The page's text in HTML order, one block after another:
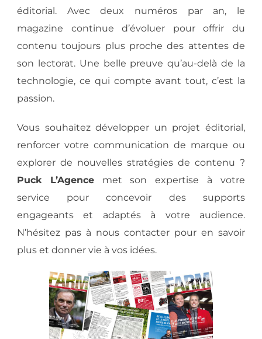
éditorial. Avec deux numéros par an, le
magazine continue d’évoluer pour offrir du
contenu toujours plus proche des attentes de
son lectorat. Une belle preuve qu’au-delà de la
technologie, ce qui compte avant tout, c’est la
passion.
Vous souhaitez développer un projet éditorial,
renforcer votre communication de marque ou
explorer de nouvelles stratégies de contenu ?
Puck L’Agencemet son expertise à votre
service pour concevoir des supports
engageants et adaptés à votre audience.
N’hésitez pas à nous contacter pour en savoir
plus et donner vie à vos idées.